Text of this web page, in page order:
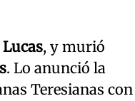
, y murió
. Lo anunció la
Teresianas con